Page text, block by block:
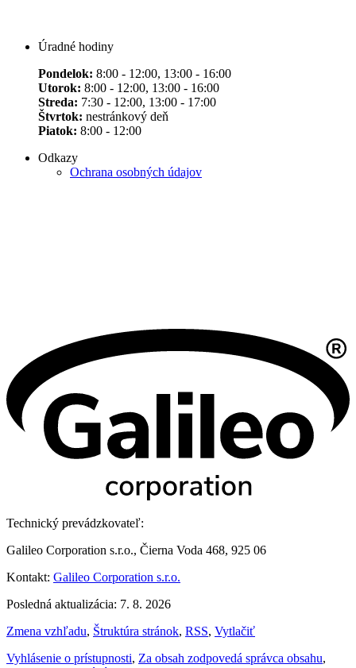
Úradné hodiny
Pondelok: 8:00 - 12:00, 13:00 - 16:00
Utorok: 8:00 - 12:00, 13:00 - 16:00
Streda: 7:30 - 12:00, 13:00 - 17:00
Štvrtok: nestránkový deň
Piatok: 8:00 - 12:00
Odkazy
Ochrana osobných údajov
Technický prevádzkovateľ:
Galileo Corporation s.r.o., Čierna Voda 468, 925 06
Kontakt: Galileo Corporation s.r.o.
Posledná aktualizácia: 7. 8. 2026
Zmena vzhľadu, Štruktúra stránok, RSS, Vytlačiť
Vyhlásenie o prístupnosti, Za obsah zodpovedá správca obsahu,